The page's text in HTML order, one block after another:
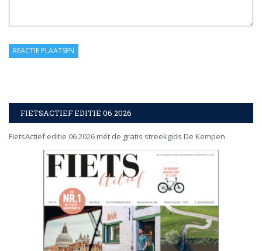
FIETSACTIEF EDITIE 06 2026
FietsActief editie 06 2026 mét de gratis streekgids De Kempen